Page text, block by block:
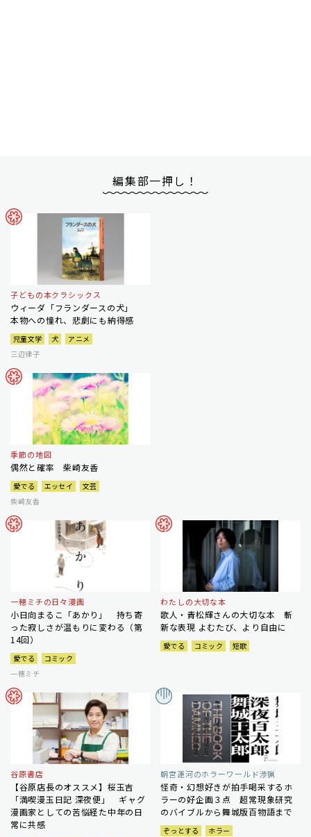
編集部一押し！
子どもの本クラシックス
ウィーダ「フランダースの犬」
本物への憧れ、悲劇にも納得感
児童文学 犬
アニメ
三辺律子
季節の地図
偶然と確率 柴崎友香
愛でる エッセイ
文芸
柴崎友香
一穂ミチの日々漫画
小日向まるこ「あかり」 持ち寄
った寂しさが温もりに変わる（第
14回）
愛でる
コミック
一穂ミチ
わたしの大切な本
歌人・青松輝さんの大切な本 斬
新な表現 よむたび、より自由に
愛でる コミック 短歌
谷原書店
【谷原店長のオススメ】桜玉吉
「満喫漫玉日記 深夜便」 ギャグ
漫画家としての苦悩経た中年の日
常に共感
朝宮運河のホラーワールド渉猟
怪奇・幻想好きが拍手喝采するホ
ラーの好企画３点 超常現象研究
のバイブルから舞城版百物語まで
ぞっとする
ホラー